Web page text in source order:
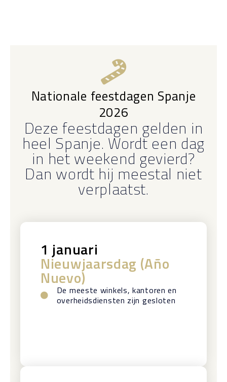
Nationale feestdagen Spanje
2026
Deze feestdagen gelden in
heel Spanje. Wordt een dag
in het weekend gevierd?
Dan wordt hij meestal niet
verplaatst.
1 januari
Nieuwjaarsdag (Año
Nuevo)
De meeste winkels, kantoren en
overheidsdiensten zijn gesloten